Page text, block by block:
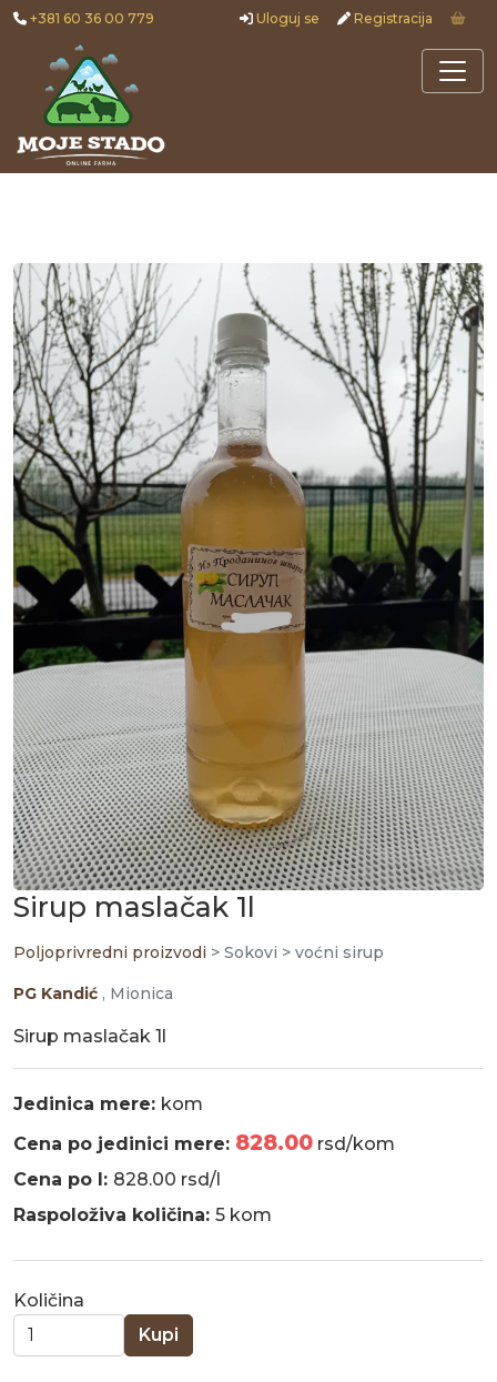
+381 60 36 00 779 Uloguj se Registracija
Sirup maslačak 1l
Poljoprivredni proizvodi > Sokovi > voćni sirup
PG Kandić , Mionica
Sirup maslačak 1l
Jedinica mere: kom
Cena po jedinici mere: 828.00 rsd/kom
Cena po l: 828.00 rsd/l
Raspoloživa količina: 5 kom
Količina
Kupi